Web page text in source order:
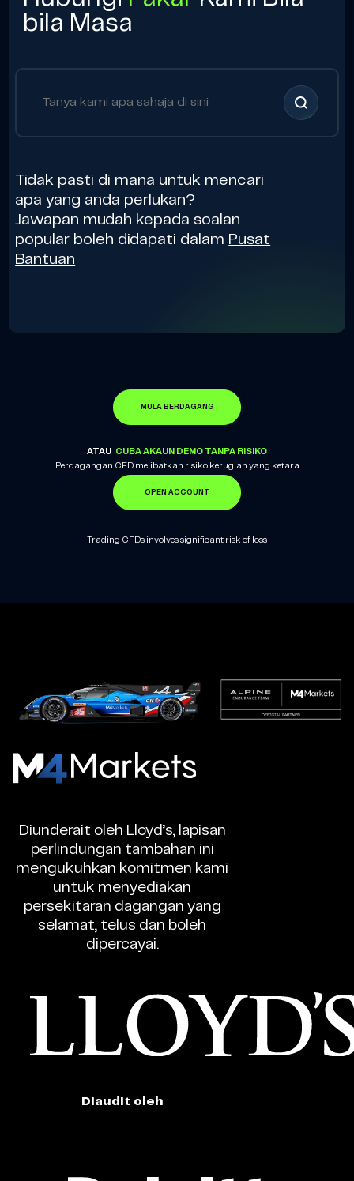
bila Masa
Tidak pasti di mana untuk mencari
apa yang anda perlukan?
Jawapan mudah kepada soalan
popular boleh didapati dalam Pusat
Bantuan
MULA BERDAGANG
ATAU CUBA AKAUN DEMO TANPA RISIKO
Perdagangan CFD melibatkan risiko kerugian yang ketara
OPEN ACCOUNT
Trading CFDs involves significant risk of loss
M4Markets
Dagangan
CFD
Diunderait oleh Lloyd’s, lapisan
perlindungan tambahan ini
mengukuhkan komitmen kami
untuk menyediakan
persekitaran dagangan yang
selamat, telus dan boleh
dipercayai.
Diaudit oleh